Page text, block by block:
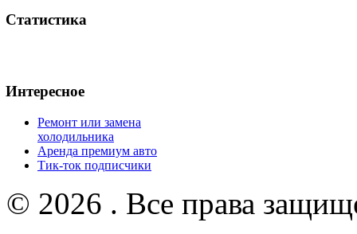
Статистика
Интересное
Ремонт или замена
холодильника
Аренда премиум авто
Тик-ток подписчики
© 2026 . Все права